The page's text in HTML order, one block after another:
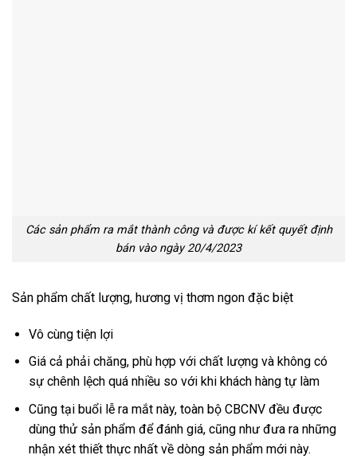
Các sản phẩm ra mắt thành công và được kí kết quyết định
bán vào ngày 20/4/2023
Sản phẩm chất lượng, hương vị thơm ngon đặc biệt
Vô cùng tiện lợi
Giá cả phải chăng, phù hợp với chất lượng và không có
sự chênh lệch quá nhiều so với khi khách hàng tự làm
Cũng tại buổi lễ ra mắt này, toàn bộ CBCNV đều được
dùng thử sản phẩm để đánh giá, cũng như đưa ra những
nhận xét thiết thực nhất về dòng sản phẩm mới này.